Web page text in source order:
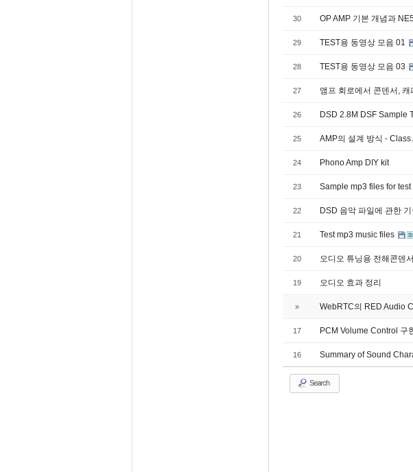
30 OP AMP 기본 개념과
29 TEST용 동영상 모음 01
28 TEST용 동영상 모음 03
27 앰프 회로에서 콘덴서, 캐
26 DSD 2.8M DSF Sample
25 AMP의 설계 방식 - Class
24 Phono Amp DIY kit
23 Sample mp3 files for test
22 DSD 음악 파일에 관한 기
21 Test mp3 music files
20 오디오 튜닝용 전해콘덴
19 오디오 효과 정리
» WebRTC의 RED Audio
17 PCM Volume Control 구
16 Summary of Sound
Search